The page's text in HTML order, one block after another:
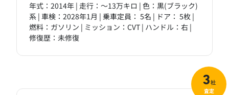
年式：2014年 | 走行：～13万キロ | 色：黒(ブラック)
系 | 車検：2028年1月 | 乗車定員： 5名 | ドア： 5枚 |
燃料：ガソリン | ミッション：CVT | ハンドル：右 |
修復歴：未修復
3社
査定